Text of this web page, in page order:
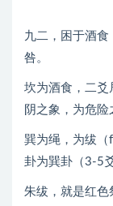
九二，困于酒
咎。
坎为酒食，二爻
阴之象，为危险
巽为绳，为绂（
卦为巽卦（3-5
朱绂，就是红色